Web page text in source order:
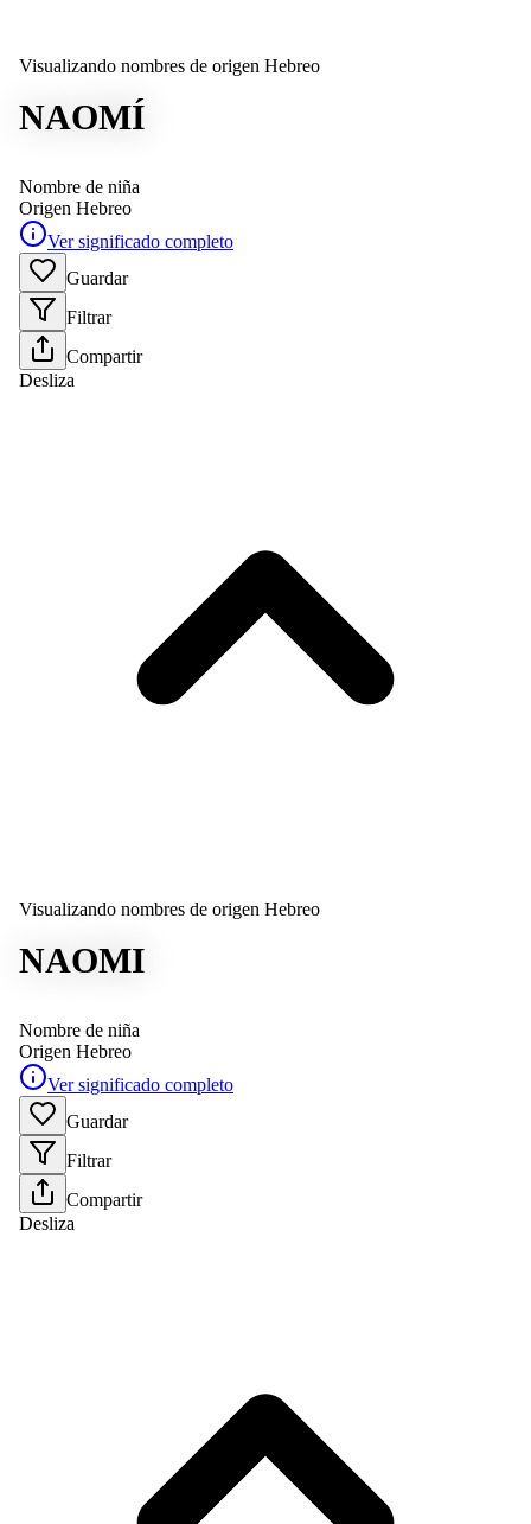
Visualizando nombres de origen Hebreo
NAOMÍ
Nombre de niña
Origen Hebreo
Ver significado completo
Guardar
Filtrar
Compartir
Desliza
Visualizando nombres de origen Hebreo
NAOMI
Nombre de niña
Origen Hebreo
Ver significado completo
Guardar
Filtrar
Compartir
Desliza